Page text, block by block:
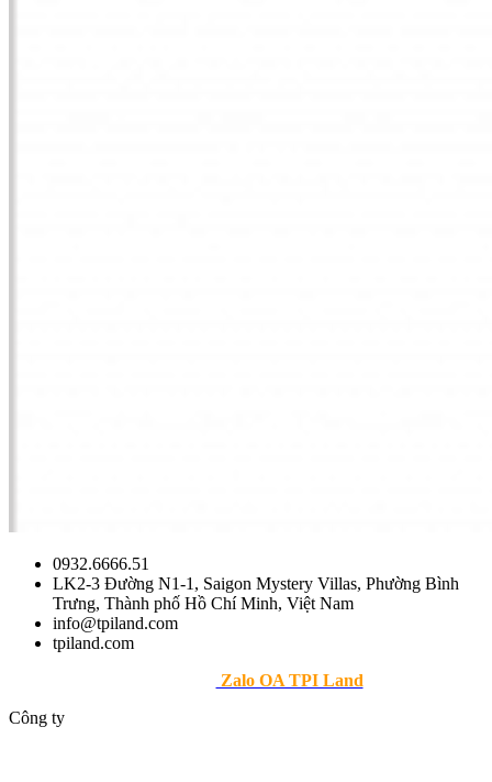
0932.6666.51
LK2-3 Đường N1-1, Saigon Mystery Villas, Phường Bình
Trưng, Thành phố Hồ Chí Minh, Việt Nam
info@tpiland.com
tpiland.com
Zalo OA TPI Land
Công ty